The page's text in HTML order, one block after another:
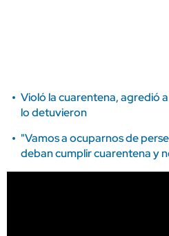
Violó la cuarentena, agredió
lo detuvieron
"Vamos a ocuparnos de
deban cumplir cuarentena y